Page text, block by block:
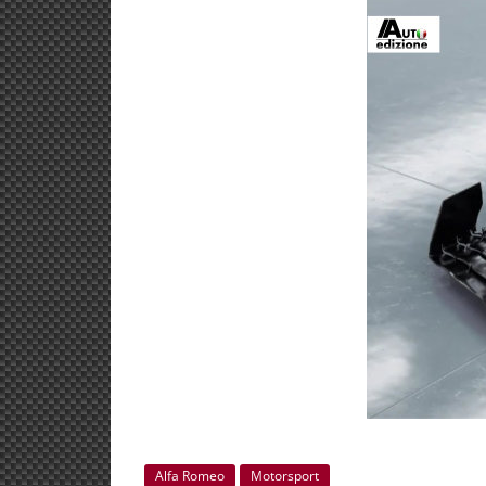
Alfa Romeo Motorsport